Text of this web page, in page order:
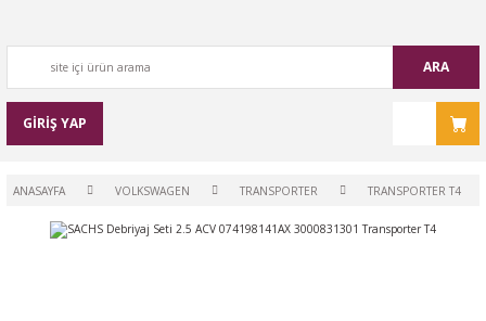
ARA
GİRİŞ YAP
ANASAYFA VOLKSWAGEN TRANSPORTER TRANSPORTER T4